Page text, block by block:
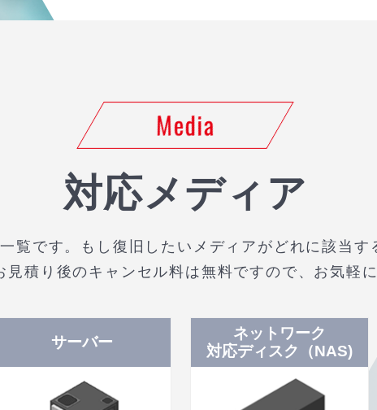
Media
対応メディア
覧です。もし復旧したいメディアがどれに該当す
見積り後のキャンセル料は無料ですので、お気軽
サーバー
ネットワーク
対応ディスク（NAS)